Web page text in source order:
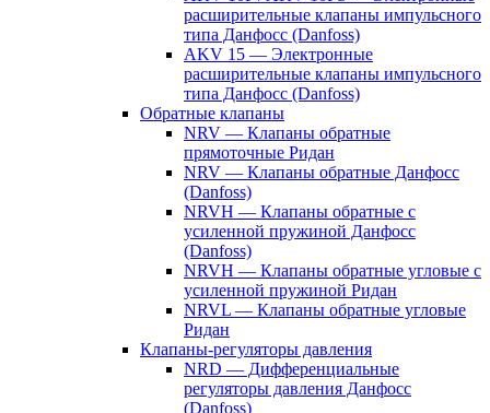
расширительные клапаны импульсного
типа Данфосс (Danfoss)
AKV 15 — Электронные
расширительные клапаны импульсного
типа Данфосс (Danfoss)
Обратные клапаны
NRV — Клапаны обратные
прямоточные Ридан
NRV — Клапаны обратные Данфосс
(Danfoss)
NRVH — Клапаны обратные с
усиленной пружиной Данфосс
(Danfoss)
NRVH — Клапаны обратные угловые с
усиленной пружиной Ридан
NRVL — Клапаны обратные угловые
Ридан
Клапаны-регуляторы давления
NRD — Дифференциальные
регуляторы давления Данфосс
(Danfoss)